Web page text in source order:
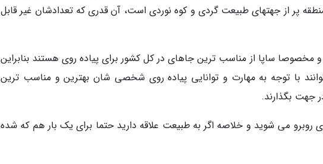
پر از جهتهای طبیعت گردی و کوه نوردی است، آن قدری که تعدادشان غیر قابل
مخصوصا ساپا از مناسب ترین جاهای در کل کشور برای پیاده روی هستند بنابراین
با توجه به مهارت و توانایی پیاده روی شخصی شان بهترین و مناسب ترین
جهت بگذارند.
روبرو می شوید و خلاصه اگر به طبیعت علاقه دارید حتما برای یک بار هم که شده